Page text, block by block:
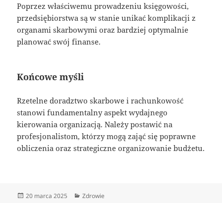
Poprzez właściwemu prowadzeniu księgowości,
przedsiębiorstwa są w stanie unikać komplikacji z
organami skarbowymi oraz bardziej optymalnie
planować swój finanse.
Końcowe myśli
Rzetelne doradztwo skarbowe i rachunkowość
stanowi fundamentalny aspekt wydajnego
kierowania organizacją. Należy postawić na
profesjonalistom, którzy mogą zająć się poprawne
obliczenia oraz strategiczne organizowanie budżetu.
Data
20 marca 2025 Kategorie
Zdrowie